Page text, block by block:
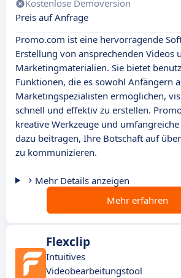
Kostenlose Demoversion
Preis auf Anfrage
Promo.com ist eine hervorragende
Erstellung von ansprechenden Videos
Marketingmaterialien. Sie bietet
Funktionen, die es sowohl Anfängern
Marketingspezialisten ermöglichen,
schnell und effektiv zu erstellen.
kreative Werkzeuge und
dazu beitragen, Ihre Botschaft auf
zu kommunizieren.
Mehr Details anzeigen
Mehr erfahren
Flexclip
Intuitives
Videobearbeitungstool